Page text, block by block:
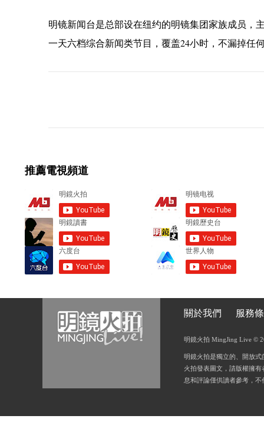
明镜新闻台是总部设在纽约的明镜集团家族成员，
一天六档综合新闻类节目，覆盖24小时，不漏掉任
n
s
推薦電視頻道
關於我們 服務
明鏡火拍 MingJing Live ©
明鏡火拍是獨立的、開放
火拍發表圖文，請版權擁
息和評論僅供讀者參考，